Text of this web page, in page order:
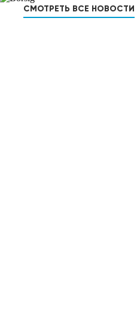
СМОТРЕТЬ ВСЕ НОВОСТИ